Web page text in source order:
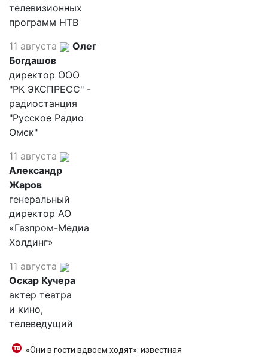
телевизионных
программ НТВ
11 августа
Олег
Богдашов
директор ООО
"РК ЭКСПРЕСС" -
радиостанция
"Русское Радио
Омск"
11 августа
Александр
Жаров
генеральный
директор АО
«Газпром-Медиа
Холдинг»
11 августа
Оскар Кучера
актер театра
и кино,
телеведущий
«Они в гости вдвоем ходят»: известная